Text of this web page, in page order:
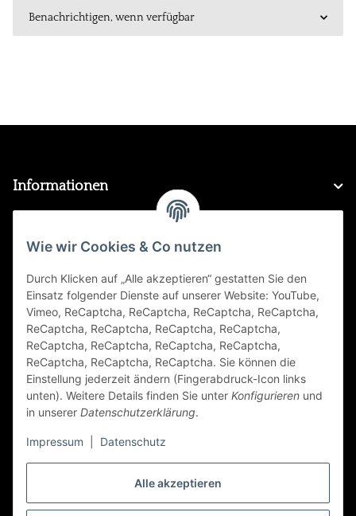
Alle akzeptieren
Wie wir Cookies & Co nutzen
Durch Klicken auf „Alle akzeptieren“ gestatten Sie den
Einsatz folgender Dienste auf unserer Website: YouTube,
Vimeo, ReCaptcha, ReCaptcha, ReCaptcha, ReCaptcha,
ReCaptcha, ReCaptcha, ReCaptcha, ReCaptcha,
ReCaptcha, ReCaptcha, ReCaptcha, ReCaptcha,
ReCaptcha, ReCaptcha, ReCaptcha. Sie können die
Einstellung jederzeit ändern (Fingerabdruck-Icon links
unten). Weitere Details finden Sie unter Konfigurieren und
in unserer Datenschutzerklärung.
Impressum Datenschutz
Benachrichtigen, wenn verfügbar
Informationen
FAQ
Zahlungsarten
Folge Uns